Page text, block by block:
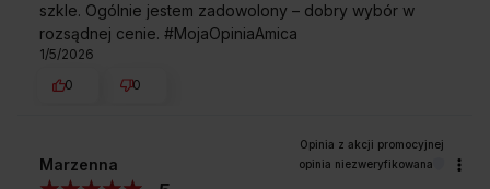
szkle. Ogólnie jestem zadowolony – dobry wybór w
rozsądnej cenie. #MojaOpiniaAmica
1/5/2026
0
0
Marzenna opinia niezweryfikowana